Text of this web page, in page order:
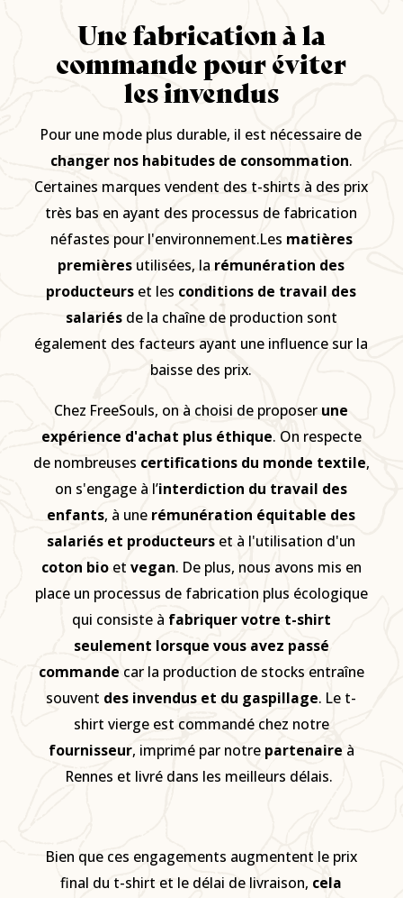
Une fabrication à la
commande pour éviter
les invendus
Pour une mode plus durable, il est nécessaire de
changer nos habitudes de consommation.
Certaines marques vendent des t-shirts à des prix
très bas en ayant des processus de fabrication
néfastes pour l'environnement.Les matières
premières utilisées, la rémunération des
producteurs et les conditions de travail des
salariésde la chaîne de production sont
également des facteurs ayant une influence sur la
baisse des prix.
Chez FreeSouls, on à choisi de proposer une
expérience d'achat plus éthique. On respecte
de nombreuses certifications du monde textile,
on s'engage à l’interdiction du travail des
enfants, à une rémunération équitable des
salariés et producteurs et à l'utilisation d'un
coton bioet vegan. De plus, nous avons mis en
place un processus de fabrication plus écologique
qui consiste à fabriquer votre t-shirt
seulement lorsque vous avez passé
commande car la production de stocks entraîne
souvent des invendus et du gaspillage. Le t-
shirt vierge est commandé chez notre
fournisseur, imprimé par notre partenaire à
Rennes et livré dans les meilleurs délais.
Bien que ces engagements augmentent le prix
final du t-shirt et le délai de livraison, cela